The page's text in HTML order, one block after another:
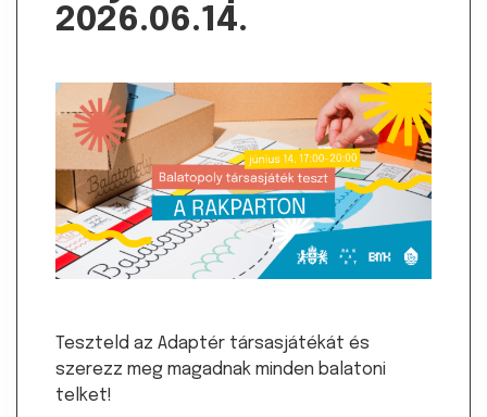
2026.06.14.
Teszteld az Adaptér társasjátékát és
szerezz meg magadnak minden balatoni
telket!